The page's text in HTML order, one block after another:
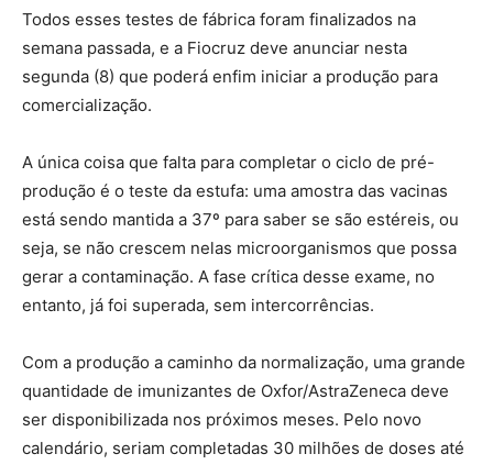
Todos esses testes de fábrica foram finalizados na
semana passada, e a Fiocruz deve anunciar nesta
segunda (8) que poderá enfim iniciar a produção para
comercialização.
A única coisa que falta para completar o ciclo de pré-
produção é o teste da estufa: uma amostra das vacinas
está sendo mantida a 37º para saber se são estéreis, ou
seja, se não crescem nelas microorganismos que possa
gerar a contaminação. A fase crítica desse exame, no
entanto, já foi superada, sem intercorrências.
Com a produção a caminho da normalização, uma grande
quantidade de imunizantes de Oxfor/AstraZeneca deve
ser disponibilizada nos próximos meses. Pelo novo
calendário, seriam completadas 30 milhões de doses até